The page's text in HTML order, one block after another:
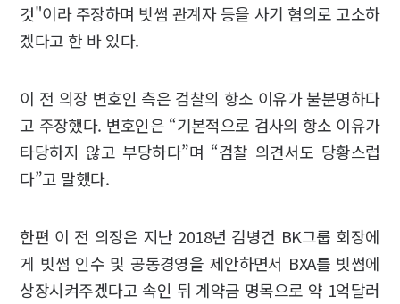
것"이라 주장하며 빗썸 관계자 등을 사기 혐의로 고소하
겠다고 한 바 있다.
이 전 의장 변호인 측은 검찰의 항소 이유가 불분명하다
고 주장했다. 변호인은 “기본적으로 검사의 항소 이유가
타당하지 않고 부당하다”며 “검찰 의견서도 당황스럽
다”고 말했다.
한편 이 전 의장은 지난 2018년 김병건 BK그룹 회장에
게 빗썸 인수 및 공동경영을 제안하면서 BXA를 빗썸에
상장시켜주겠다고 속인 뒤 계약금 명목으로 약 1억달러